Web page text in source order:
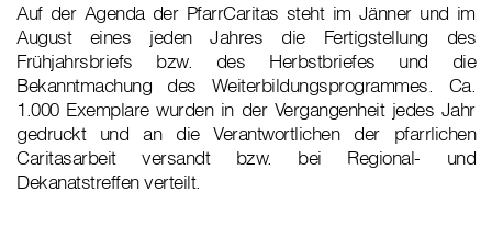
Auf der Agenda der PfarrCaritas steht im Jänner und im
August eines jeden Jahres die Fertigstellung des
Frühjahrsbriefs bzw. des Herbstbriefes und die
Bekanntmachung des Weiterbildungsprogrammes. Ca.
1.000 Exemplare wurden in der Vergangenheit jedes Jahr
gedruckt und an die Verantwortlichen der pfarrlichen
Caritasarbeit versandt bzw. bei Regional- und
Dekanatstreffen verteilt.